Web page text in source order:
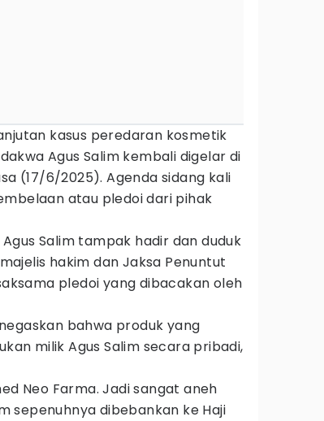
kasus peredaran kosmetik
Agus Salim kembali digelar di
(17/6/2025). Agenda sidang kali
atau pledoi dari pihak
Salim tampak hadir dan duduk
hakim dan Jaksa Penuntut
pledoi yang dibacakan oleh
bahwa produk yang
milik Agus Salim secara pribadi,
Neo Farma. Jadi sangat aneh
sepenuhnya dibebankan ke Haji